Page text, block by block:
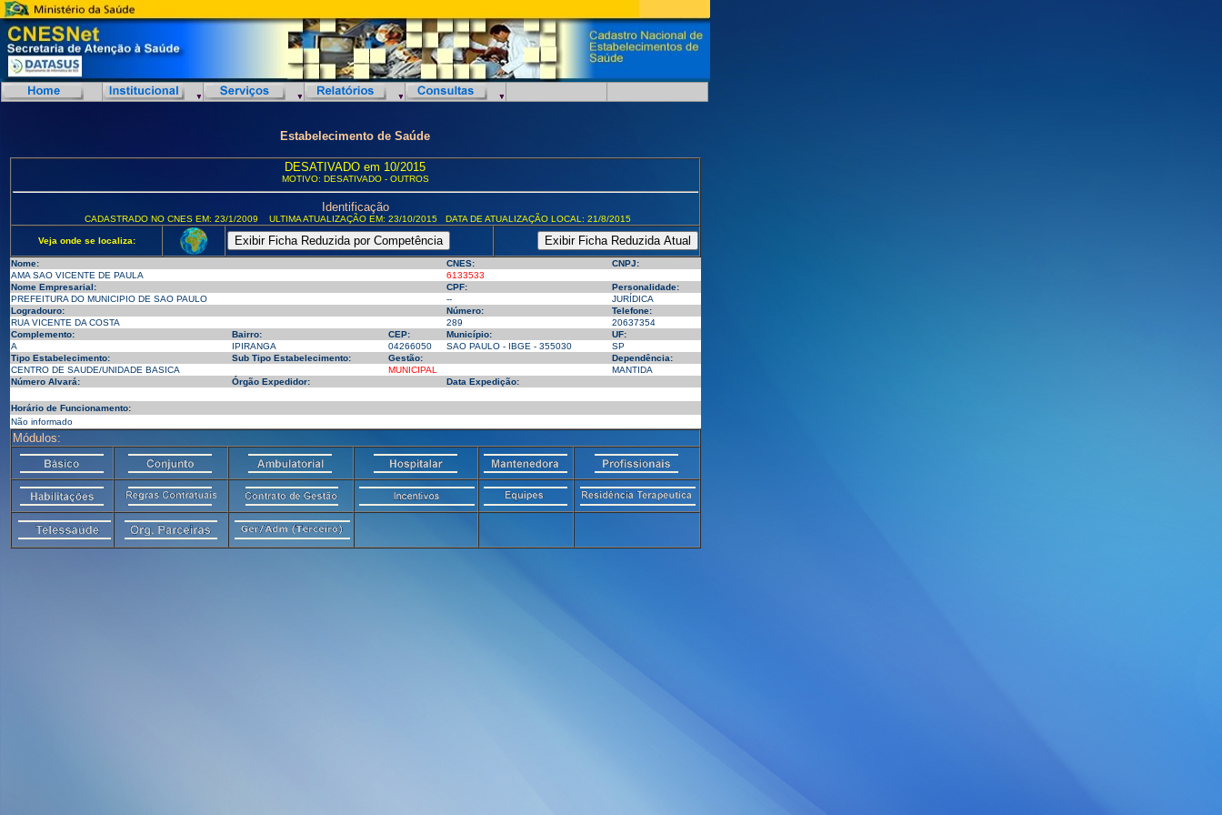
Estabelecimento de Saúde
DESATIVADO em 10/2015
MOTIVO: DESATIVADO - OUTROS
Identificação
CADASTRADO NO CNES EM: 23/1/2009 ULTIMA ATUALIZAÇÃO EM: 23/10/2015 DATA DE ATUALIZAÇÃO LOCAL: 21/8/2015
Veja onde se localiza:
Nome: CNES:
CNPJ:
AMA SAO VICENTE DE PAULA
6133533
Nome Empresarial:
CPF:
Personalidade:
PREFEITURA DO MUNICIPIO DE SAO PAULO
--
JURÍDICA
Logradouro:
Número:
Telefone:
RUA VICENTE DA COSTA
289
20637354
Complemento:
Bairro: CEP: Município:
UF:
A
IPIRANGA 04266050 SAO PAULO - IBGE - 355030
SP
Tipo Estabelecimento:
Sub Tipo Estabelecimento: Gestão:
Dependência:
CENTRO DE SAUDE/UNIDADE BASICA
MUNICIPAL
MANTIDA
Número Alvará:
Órgão Expedidor: Data Expedição:
Horário de Funcionamento:
Não informado
Módulos: